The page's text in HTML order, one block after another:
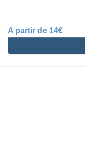
A partir de 14€